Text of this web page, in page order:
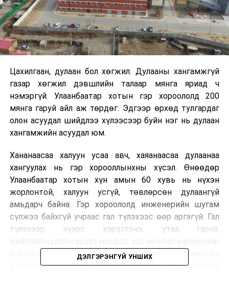
Цахилгаан, дулаан бол хөгжил. Дулааны хангамжгүй
газар хөгжил дэвшлийн талаар мянга яриад ч
нэмэргүй. Улаанбаатар хотын гэр хороололд 200
мянга гаруй айл аж төрдөг. Эдгээр өрхөд тулгардаг
олон асуудал шийдлээ хүлээсээр буйн нэг нь дулаан
хангамжийн асуудал юм.
Хананаасаа халуун усаа авч, хаяанаасаа дулаанаа
хангуулах нь гэр хорооллынхны хүсэл. Өнөөдөр
Улаанбаатар хотын хүн амын 60 хувь нь нүхэн
жорлонтой, халуун усгүй, төвлөрсөн дулаангүй
амьдарч байна. Гэр хороололд инженерийн шугам
сүлжээ байхгүй учраас гал түлэхээс өөр аргагүй. Гал
түлэхээр нүүрс хэрэглэнэ, утаа гарна.
байгаа зүйл бол утаа. Харин гэр хорооллыг төвлөрсөн
дулаанд холбочихвол яндан алга болно. Яндангүй бол
ДЭЛГЭРЭНГҮЙ УНШИХ